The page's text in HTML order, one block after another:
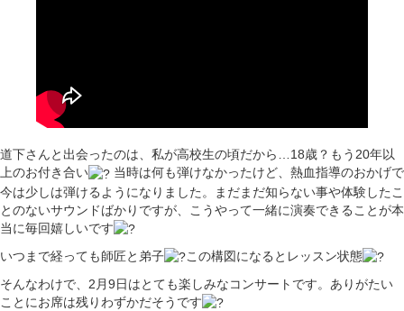
道下さんと出会ったのは、私が高校生の頃だから…18歳？もう20年以
上のお付き合い
当時は何も弾けなかったけど、熱血指導のおかげで
今は少しは弾けるようになりました。まだまだ知らない事や体験したこ
とのないサウンドばかりですが、こうやって一緒に演奏できることが本
当に毎回嬉しいです
いつまで経っても師匠と弟子
この構図になるとレッスン状態
そんなわけで、2月9日はとても楽しみなコンサートです。ありがたい
ことにお席は残りわずかだそうです